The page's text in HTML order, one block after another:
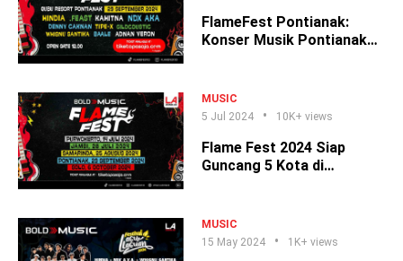
FlameFest Pontianak:
Konser Musik Pontianak
MUSIC
5 Jul 2024
10K+ views
Flame Fest 2024 Siap
Guncang 5 Kota di
MUSIC
15 May 2024
1K+ views